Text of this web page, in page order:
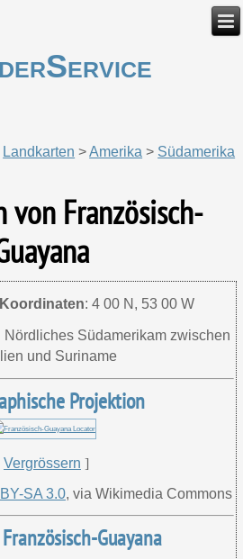
Landkarten >Amerika > Südamerika
von Französisch-
: 4 00 N, 53 00 W
Nördliches Südamerikam zwischen
und Suriname
Projektion
Vergrössern ]
SA 3.0, via Wikimedia Commons
Guayana